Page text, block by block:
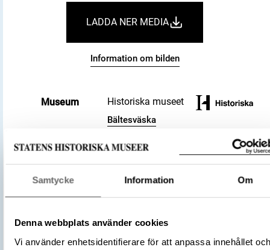
Samtycke Information Om
Denna webbplats använder cookies
Vi använder enhetsidentifierare för att anpassa innehållet och
Museum Historiska museet
Bältesväska
Fragment
Kategori
Dräkt och personlig utrustning
Antal fragment
6
Datering
800 – 1100
LADDA NER MEDIA
Information om bilden